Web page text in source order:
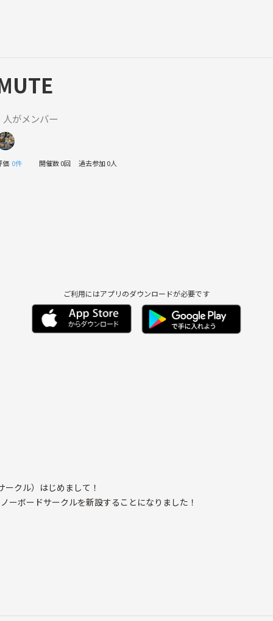
人がメンバー
価 0件 開催数 0回 過去参加 0人
ご利用にはアプリのダウンロードが必要です
クル）はじめまして！
ーボードサークルを新設することになりました！